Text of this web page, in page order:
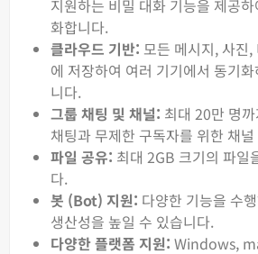
지원하는 비밀 대화 기능을 제공
화합니다.
클라우드 기반: 모든 메시지, 사진
에 저장하여 여러 기기에서 동기
니다.
그룹 채팅 및 채널: 최대 20만 명
채팅과 무제한 구독자를 위한 채
파일 공유: 최대 2GB 크기의 파일
다.
봇 (Bot) 지원: 다양한 기능을 수
생산성을 높일 수 있습니다.
다양한 플랫폼 지원: Windows,